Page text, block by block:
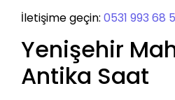
İletişime geçin: 0531 993 68
Yenişehir
Antika Saat